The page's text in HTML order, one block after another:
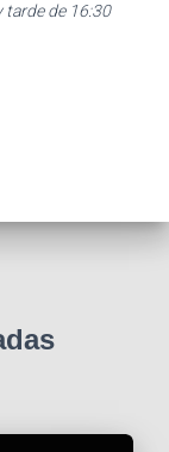
tarde de 16:30